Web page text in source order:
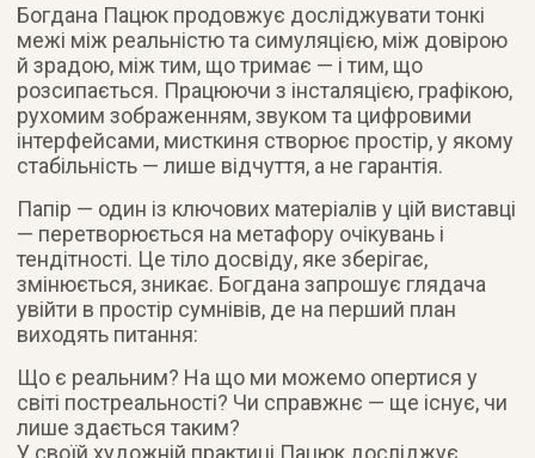
Богдана Пацюк продовжує досліджувати тонкі
межі між реальністю та симуляцією, між довірою
й зрадою, між тим, що тримає — і тим, що
розсипається. Працюючи з інсталяцією, графікою,
рухомим зображенням, звуком та цифровими
інтерфейсами, мисткиня створює простір, у якому
стабільність — лише відчуття, а не гарантія.
Папір — один із ключових матеріалів у цій виставці
— перетворюється на метафору очікувань і
тендітності. Це тіло досвіду, яке зберігає,
змінюється, зникає. Богдана запрошує глядача
увійти в простір сумнівів, де на перший план
виходять питання:
Що є реальним? На що ми можемо опертися у
світі постреальності? Чи справжнє — ще існує, чи
лише здається таким?
У своїй художній практиці Пацюк досліджує